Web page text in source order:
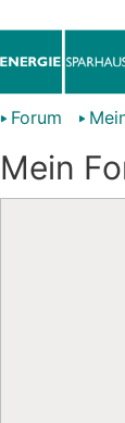
Forum
Mein